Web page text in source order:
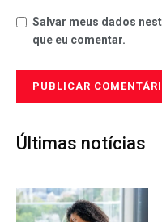
Salvar meus dados
que eu comentar.
Últimas notícias